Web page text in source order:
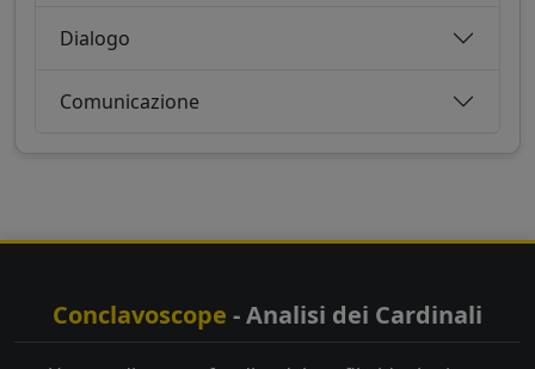
Dialogo
Comunicazione
Conclavoscope - Analisi dei Cardinali